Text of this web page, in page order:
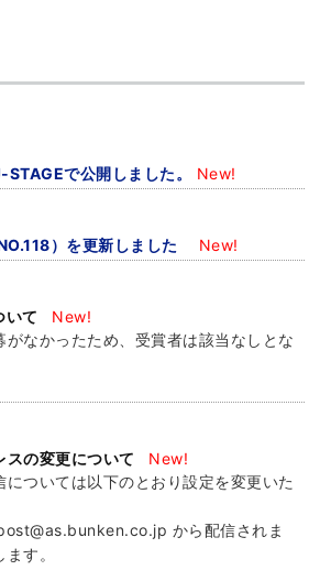
で公開しました。
New!
）を更新しました New!
いて
New!
なかったため、受賞者は該当なしとな
スの変更について
New!
ついては以下のとおり設定を変更いた
から配信されま
す。